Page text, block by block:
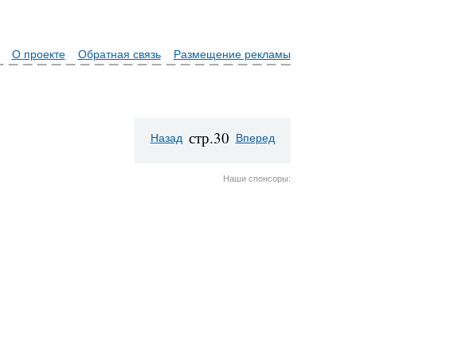
О проекте Обратная связь Размещение рекламы
Назад стр.30 Вперед
Наши спонсоры: